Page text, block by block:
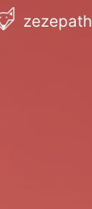
zezepath